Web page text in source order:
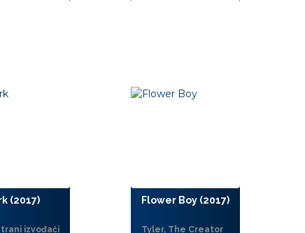
(2017)
izvođači
Flower Boy (2017)
Tyler, The Creator